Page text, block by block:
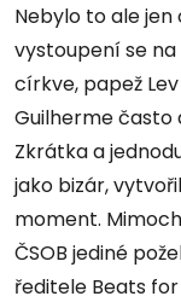
Nebylo to ale jen
vystoupení se
církve, papež
Guilherme často
Zkrátka a
jako bizár,
moment.
ČSOB jediné
ředitele Beats